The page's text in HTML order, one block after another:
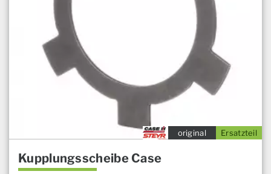
Ersatzteil
original
Kupplungsscheibe Case